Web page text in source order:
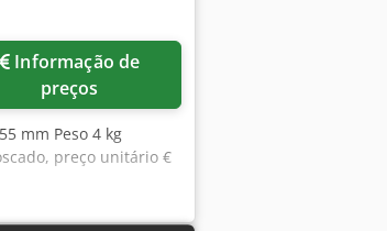
preços
mm Peso 4 kg
preço unitário €